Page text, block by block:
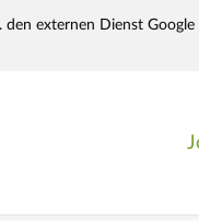
externen Dienst